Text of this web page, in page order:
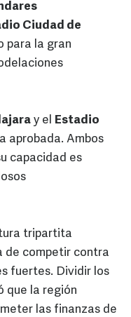
Ciudad de
para la gran
y el Estadio
aprobada. Ambos
capacidad es
tripartita
de competir contra
fuertes. Dividir los
que la región
las finanzas de